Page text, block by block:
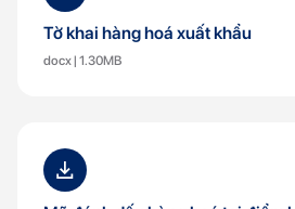
Tờ khai hàng hoá xuất khẩu
docx | 1.30MB